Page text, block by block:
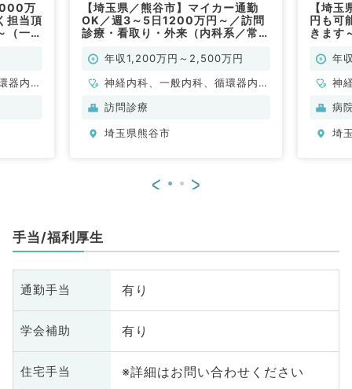
万
担当頂
（一般
器内
【埼玉県／熊谷市】マイカー通勤
OK／週3～5日1200万円～／訪問
診療・看取り・外来（内科系／常
年収1,200万円～2,500万円
神経内科、一般内科、循環器内
科、呼吸器内科、消化器内科、内
内科、血液内科、膠原病科
訪問診療
埼玉県熊谷市
【埼
円も可
きます
年
神
科
内
病
埼
< >
手当/福利厚生
通勤手当 有り
学会補助 有り
住宅手当 ※詳細はお問い合わせください